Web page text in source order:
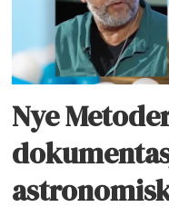
Nye